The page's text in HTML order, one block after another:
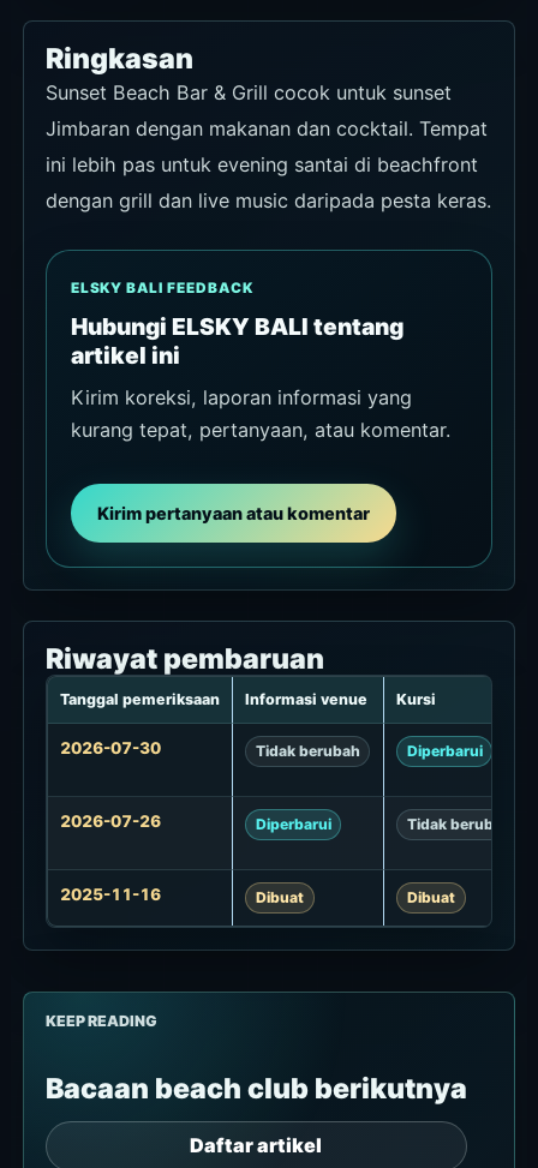
Ringkasan
Sunset Beach Bar & Grill cocok untuk sunset
Jimbaran dengan makanan dan cocktail. Tempat
ini lebih pas untuk evening santai di beachfront
dengan grill dan live music daripada pesta keras.
ELSKY BALI FEEDBACK
Hubungi ELSKY BALI tentang
artikel ini
Kirim koreksi, laporan informasi yang
kurang tepat, pertanyaan, atau komentar.
Kirim pertanyaan atau komentar
Riwayat pembaruan
pembaruan
Tanggal pemeriksaan Informasi venue Kursi
2026-07-30 Tidak berubah Diperbarui
2026-07-26 Diperbarui Tidak berubah
2025-11-16 Dibuat Dibuat
KEEP READING
Bacaan beach club berikutnya
Daftar artikel